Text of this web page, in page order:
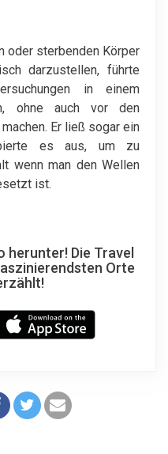
oder sterbenden Körper
darzustellen, führte
in einem
ohne auch vor den
Er ließ sogar ein
es aus, um zu
wenn man den Wellen
ist.
herunter! Die Travel
Orte